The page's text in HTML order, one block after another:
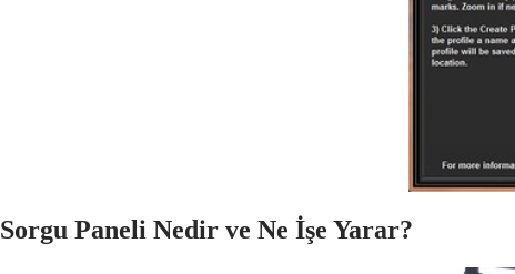
Sorgu Paneli Nedir ve Ne İşe Yarar?